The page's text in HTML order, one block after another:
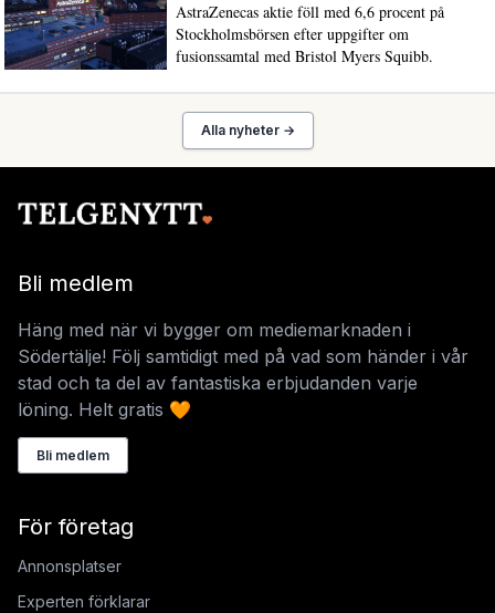
AstraZenecas aktie föll med 6,6 procent på
Stockholmsbörsen efter uppgifter om
fusionssamtal med Bristol Myers Squibb.
Alla nyheter →
Bli medlem
Häng med när vi bygger om mediemarknaden i
Södertälje! Följ samtidigt med på vad som händer i vår
stad och ta del av fantastiska erbjudanden varje
löning. Helt gratis 🧡
Bli medlem
För företag
Annonsplatser
Experten förklarar